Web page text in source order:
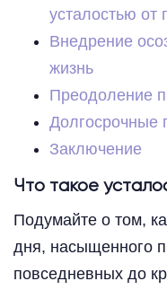
усталостью от
Внедрение
жизнь
Преодоление
Долгосрочные
Заключение
Что такое
Подумайте о том,
дня, насыщенного
повседневных до